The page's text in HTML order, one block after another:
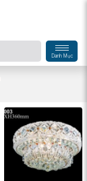
Danh Mục